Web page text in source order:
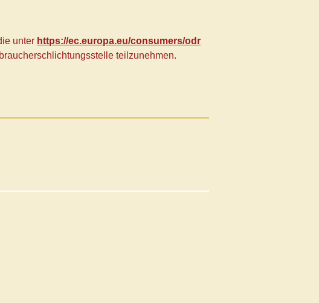
unter https://ec.europa.eu/consumers/odr
teilzunehmen.